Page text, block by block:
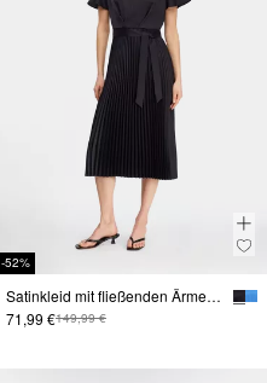
-52%
Satinkleid mit fließenden Ärmeln und Plissée-Rock
71,99 €149,99 €